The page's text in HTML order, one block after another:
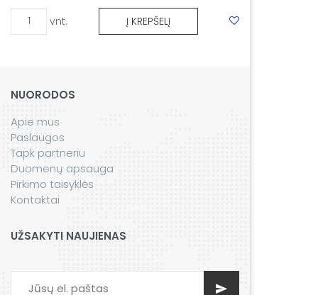
vnt. Į KREPŠELĮ
NUORODOS
Apie mus
Paslaugos
Tapk partneriu
Duomenų apsauga
Pirkimo taisyklės
Kontaktai
UŽSAKYTI NAUJIENAS